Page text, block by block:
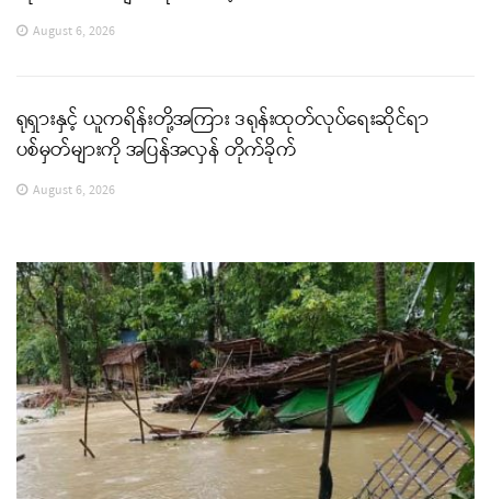
August 6, 2026
ရုရှားနှင့် ယူကရိန်းတို့အကြား ဒရုန်းထုတ်လုပ်ရေးဆိုင်ရာ
ပစ်မှတ်များကို အပြန်အလှန် တိုက်ခိုက်
August 6, 2026